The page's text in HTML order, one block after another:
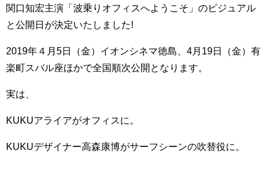
関口知宏主演「波乗りオフィスへようこそ」のビジュアル
と公開日が決定いたしました!
2019年４月5日（金）イオンシネマ徳島、4月19日（金）有
楽町スバル座ほかで全国順次公開となります。
実は、
KUKUアライアがオフィスに。
KUKUデザイナー高森康博がサーフシーンの吹替役に。